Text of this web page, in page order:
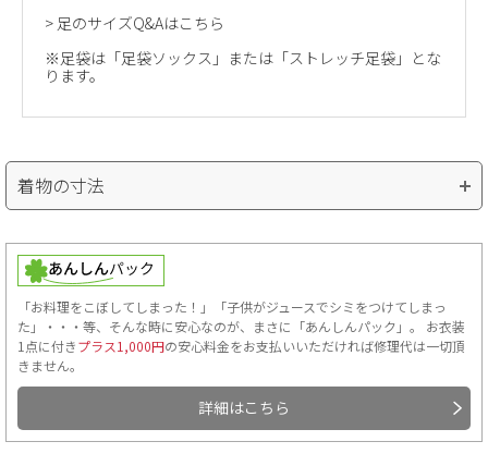
> 足のサイズQ&Aはこちら
※足袋は「足袋ソックス」または「ストレッチ足袋」とな
ります。
着物の寸法
「お料理をこぼしてしまった！」「子供がジュースでシミをつけてしまっ
た」・・・等、そんな時に安心なのが、まさに「あんしんパック」。 お衣装
1点に付きプラス1,000円の安心料金をお支払いいただければ修理代は一切頂
きません。
詳細はこちら